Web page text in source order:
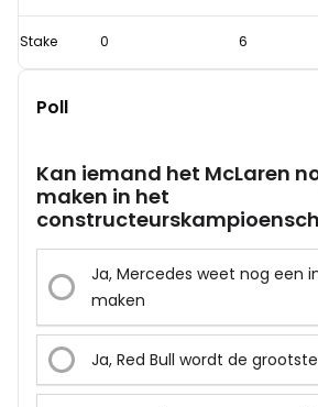
Stake 0 6
Poll
Kan iemand het McLaren
maken in het
Ja, Mercedes weet nog een
maken
Ja, Red Bull wordt de